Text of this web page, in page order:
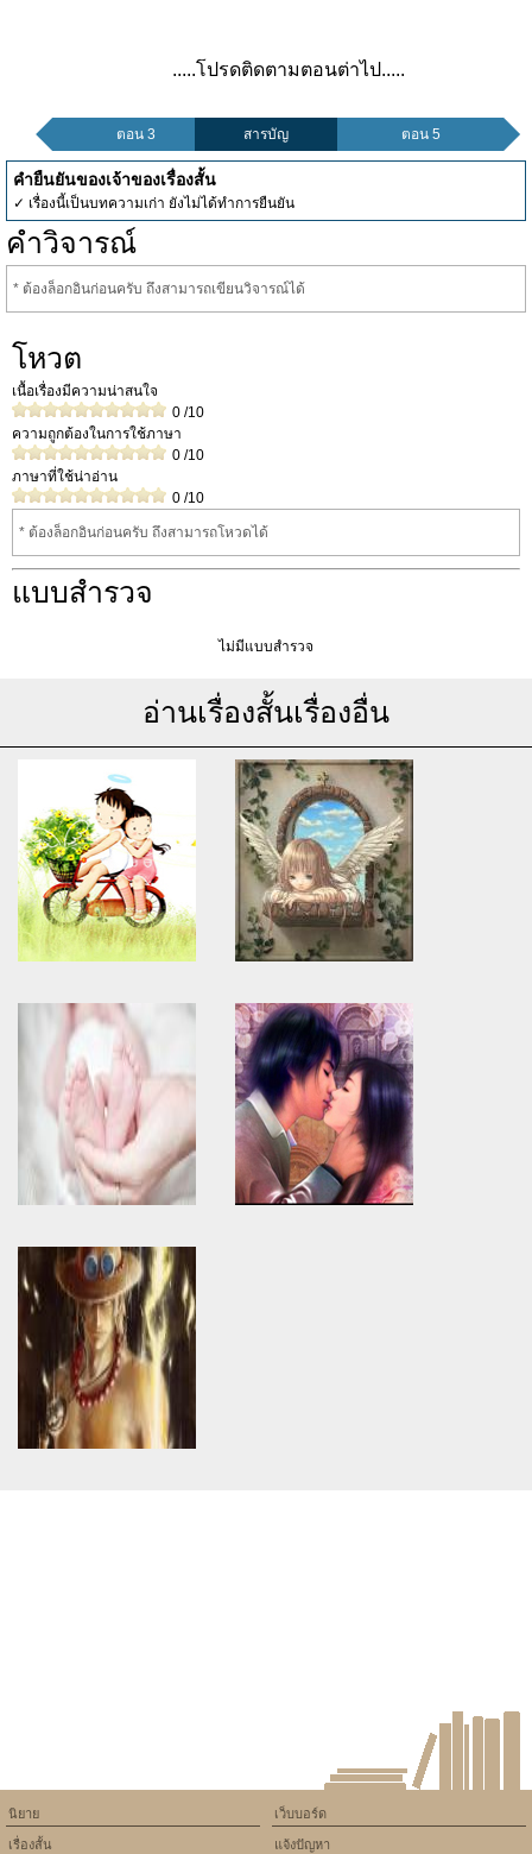
.....โปรดติดตามตอนต่าไป.....
ตอน 3 สารบัญ ตอน 5
คำยืนยันของเจ้าของเรื่องสั้น
✓ เรื่องนี้เป็นบทความเก่า ยังไม่ได้ทำการยืนยัน
คำวิจารณ์
* ต้องล็อกอินก่อนครับ ถึงสามารถเขียนวิจารณ์ได้
โหวต
เนื้อเรื่องมีความน่าสนใจ
0 /10
ความถูกต้องในการใช้ภาษา
0 /10
ภาษาที่ใช้น่าอ่าน
0 /10
* ต้องล็อกอินก่อนครับ ถึงสามารถโหวดได้
แบบสำรวจ
ไม่มีแบบสำรวจ
อ่านเรื่องสั้นเรื่องอื่น
Warning: Use of undefined
constant article_topic -
assumed 'article_topic' (this
will throw an Error in a future
version of PHP) in
/home/keedkean/domains/keedkean.com/public_html/include/article/
on line
534
anttone
Warning: Use of undefined
constant article_topic -
assumed 'article_topic' (this
will throw an Error in a future
version of PHP) in
/home/keedkean/domains/
on line534
ลังกำเริบอย่างไม่รู้ตัว ริบอย่า
Warning: Use of undefined
constant article_topic -
assumed 'article_topic' (this
will throw an Error in a future
version of PHP) in
/home/keedkean/domains/keedkean.com/public_html/include/article/
on line534
Best IVF cost in Bangalore
Mannat Fertility
เว็บบอร์ด
แจ้งปัญหา
นิยาย
เรื่องสั้น